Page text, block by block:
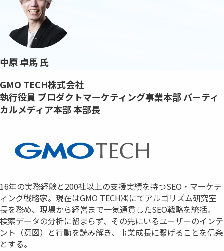
中原 卓馬 氏
GMO TECH株式会社
執行役員 プロダクトマーケティング事業本部 バーティ
カルメディア本部 本部長
16年の実務経験と200社以上の支援実績を持つSEO・マーケテ
ィング戦略家。現在はGMO TECH㈱にてアルゴリズム研究室
長を務め、現場から経営まで一気通貫したSEO戦略を統括。
検索データの分析に留まらず、その先にいるユーザーのインテ
ント（意図）と行動を読み解き、事業成長に繋げることを信条
とする。